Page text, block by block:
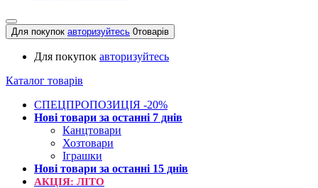
Для покупок авторизуйтесь 0товарів
Для покупок авторизуйтесь
Каталог товарів
СПЕЦПРОПОЗИЦІЯ -20%
Нові товари за останнi 7 днiв
Канцтовари
Хозтовари
Іграшки
Нові товари за останнi 15 днiв
АКЦІЯ: ЛІТО